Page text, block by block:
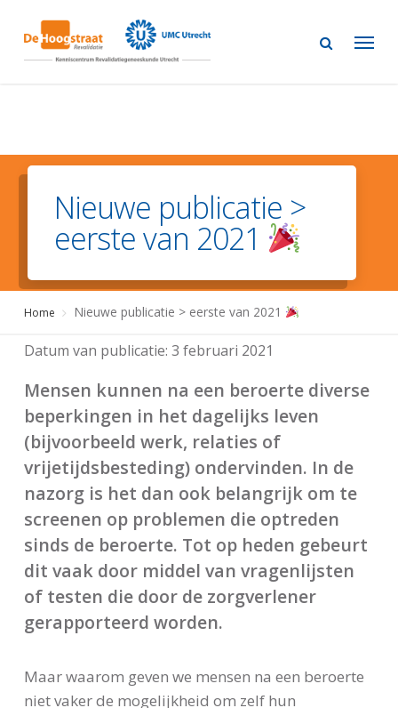
main
Nieuwe publicatie >
eerste van 2021
Home Nieuwe publicatie > eerste van 2021
Datum van publicatie: 3 februari 2021
Mensen kunnen na een beroerte diverse
beperkingen in het dagelijks leven
(bijvoorbeeld werk, relaties of
vrijetijdsbesteding) ondervinden. In de
nazorg is het dan ook belangrijk om te
screenen op problemen die optreden
sinds de beroerte. Tot op heden gebeurt
dit vaak door middel van vragenlijsten
of testen die door de zorgverlener
gerapporteerd worden.
Maar waarom geven we mensen na een beroerte
niet vaker de mogelijkheid om zelf hun